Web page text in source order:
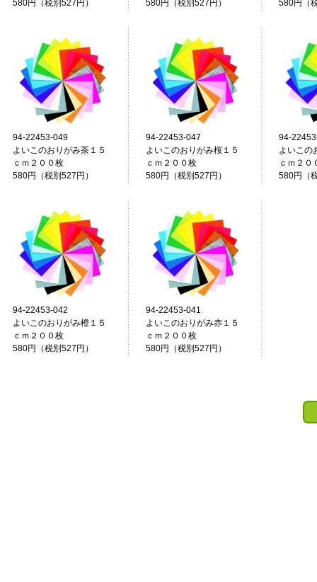
580円（税別527円）
580円（税別527円）
580円（
94-22453-049
よいこのおりがみ茶１５
ｃｍ２００枚
580円（税別527円）
94-22453-047
よいこのおりがみ桜１５
ｃｍ２００枚
580円（税別527円）
94-
よいこの
ｃｍ２０
580円（
94-22453-042
よいこのおりがみ橙１５
ｃｍ２００枚
580円（税別527円）
94-22453-041
よいこのおりがみ赤１５
ｃｍ２００枚
580円（税別527円）